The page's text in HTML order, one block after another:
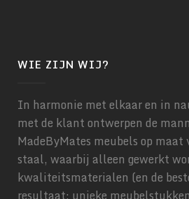
WIE ZIJN WIJ?
In harmonie met elkaar en in
met de klant ontwerpen de
MadeByMates meubels op
staal, waarbij alleen gewerkt
kwaliteitsmaterialen (en de
resultaat: unieke